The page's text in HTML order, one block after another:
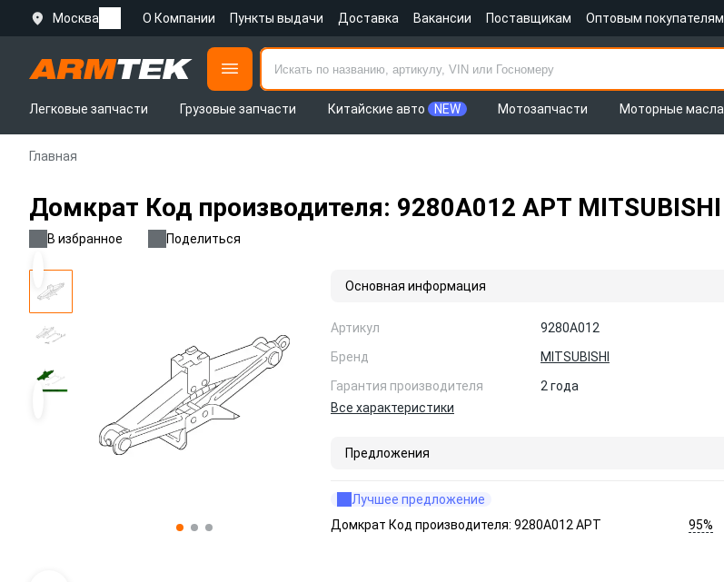
Москва О Компании Пункты выдачи Доставка Вакансии Поставщикам Оптовым покупателям
Легковые запчасти
Грузовые запчасти Китайские авто NEW Мотозапчасти Моторные масла
Главная
Домкрат Код производителя: 9280A012 АРТ MITSUBISHI
В избранное Поделиться
Основная информация
Артикул
9280A012
Бренд
MITSUBISHI
Гарантия производителя
2 года
Все характеристики
Предложения
Лучшее предложение
Домкрат Код производителя: 9280A012 АРТ
95%